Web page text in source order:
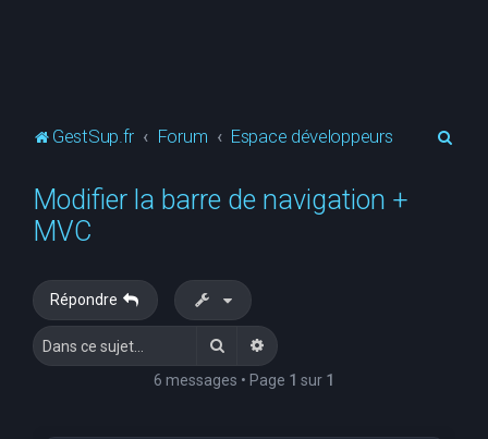
GestSup.fr Forum Espace développeurs
Modifier la barre de navigation +
MVC
Répondre
RechercherRecherche avancée
6 messages • Page 1 sur 1